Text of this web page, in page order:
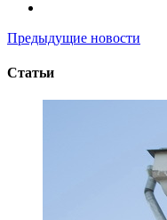
Предыдущие новости
Статьи